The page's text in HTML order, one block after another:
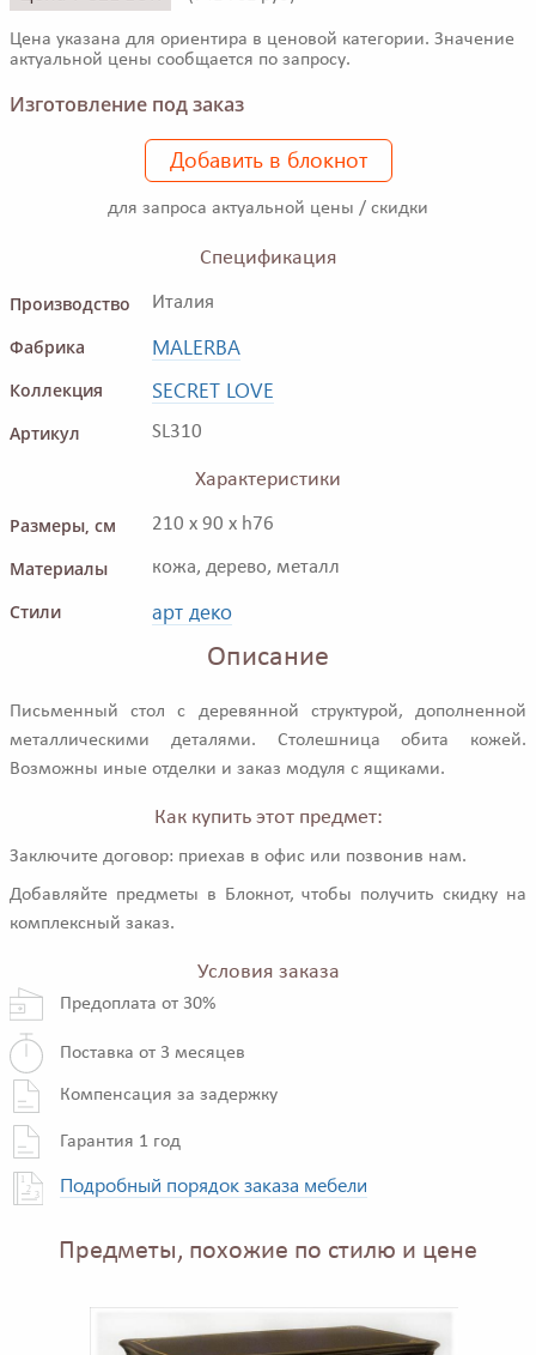
Цена указана для ориентира в ценовой категории. Значение
актуальной цены сообщается по запросу.
Изготовление под заказ
Добавить в блокнот
для запроса актуальной цены / скидки
Спецификация
Производство
Италия
Фабрика MALERBA
Коллекция SECRET LOVE
Артикул SL310
Характеристики
Размеры, см
210 x 90 x h76
Материалы кожа, дерево, металл
Стили арт деко
Описание
Письменный стол с деревянной структурой, дополненной
металлическими деталями. Столешница обита кожей.
Возможны иные отделки и заказ модуля с ящиками.
Как купить этот предмет:
Заключите договор: приехав в офис или позвонив нам.
Добавляйте предметы в Блокнот, чтобы получить скидку на
комплексный заказ.
Условия заказа
Предоплата от 30%
Поставка от 3 месяцев
Компенсация за задержку
Гарантия 1 год
Подробный порядок заказа мебели
Предметы, похожие по стилю и цене